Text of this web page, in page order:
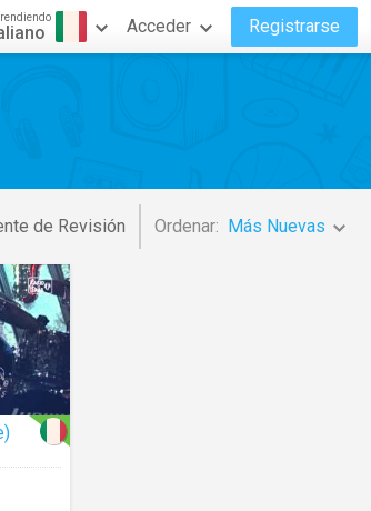
Acceder Registrarse
de Revisión Ordenar: Más Nuevas